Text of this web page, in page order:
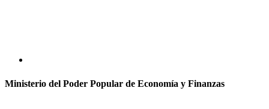
Ministerio del Poder Popular de Economía y Finanzas